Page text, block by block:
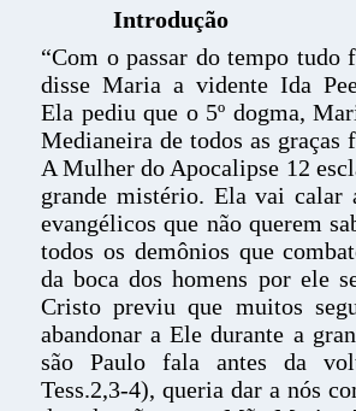
Introdução
“Com o passar do tempo tudo
disse Maria a vidente Ida
Ela pediu que o 5º dogma,
Medianeira de todos as graças
A Mulher do Apocalipse 12
grande mistério. Ela vai calar
evangélicos que não querem
todos os demônios que
da boca dos homens por ele
Cristo previu que muitos
abandonar a Ele durante a
são Paulo fala antes da
Tess.2,3-4), queria dar a nós